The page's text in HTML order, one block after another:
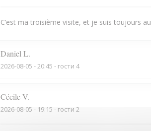
C’est ma troisième visite, et je suis toujours
Daniel L
2026-08-05 - 20:45 - гости 4
CécileV
2026-08-05 - 19:15 - гости 2